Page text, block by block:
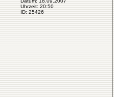
Uhrzeit: 20:50
ID: 25426